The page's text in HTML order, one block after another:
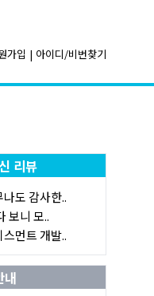
가입 | 아이디/비번찾기
리뷰
도 감사한..
보니 모..
먼트 개발..
내